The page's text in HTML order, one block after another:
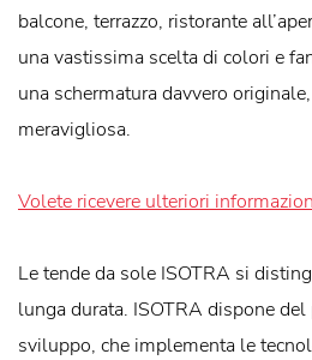
balcone, terrazzo, ristorante
una vastissima scelta di colori e
una schermatura davvero
meravigliosa.
Volete ricevere ulteriori
Le tende da sole ISOTRA si
lunga durata. ISOTRA dispone
sviluppo, che implementa le